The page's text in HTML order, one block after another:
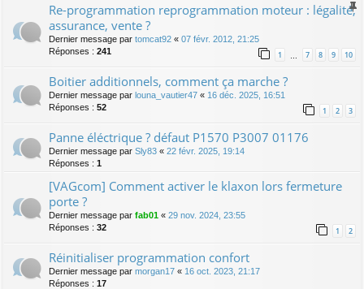
Re-programmation reprogrammation moteur : légalité,
assurance, vente ?
Dernier message par tomcat92 « 07 févr. 2012, 21:25
Réponses : 241 1 7 8 9 10
Boitier additionnels, comment ça marche ?
Dernier message par louna_vautier47 « 16 déc. 2025, 16:51
Réponses : 52 1 2 3
Panne éléctrique ? défaut P1570 P3007 01176
Dernier message par Sly83 « 22 févr. 2025, 19:14
Réponses : 1
[VAGcom] Comment activer le klaxon lors fermeture
porte ?
Dernier message par fab01 « 29 nov. 2024, 23:55
Réponses : 32 1 2
Réinitialiser programmation confort
Dernier message par morgan17 « 16 oct. 2023, 21:17
Réponses : 17